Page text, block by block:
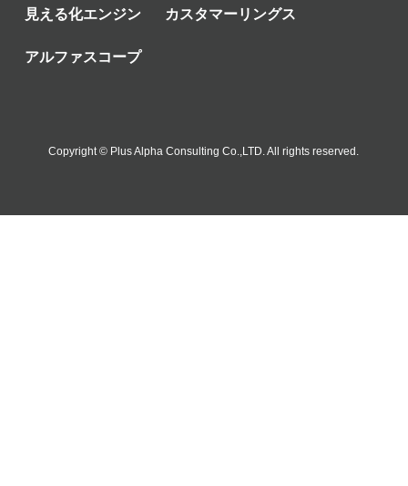
見える化エンジン カスタマーリングス
アルファスコープ
Copyright © Plus Alpha Consulting Co.,LTD. All rights reserved.